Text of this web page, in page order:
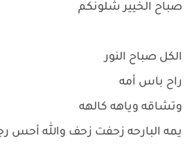
صباح الخيير شلونكم
الكل صباح النور
راح باس أمه
وتشاقه وياهه كالهه
يمه البارحه زحفت زحف والله أحس